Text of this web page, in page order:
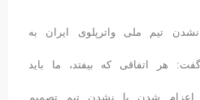
تیم ملی واترپلوی ایران به
هر اتفاقی که بیفتد، ما باید
اعزام شدن یا نشدن تیم تصمیم